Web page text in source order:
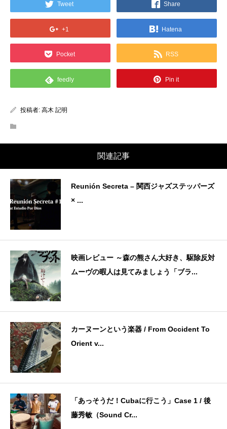
Tweet Share
+1 Hatena
Pocket RSS
feedly Pin it
投稿者: 高木 記明
関連記事
Reunión Secreta – 関西ジャズステッパーズ
× ...
映画レビュー ～森の熊さん大好き、駆除反対
ムーヴの暇人は見てみましょう「ブラ...
カーヌーンという楽器 / From Occident To
Orient v...
「あっそうだ！Cubaに行こう」Case 1 / 後
藤秀敏（Sound Cr...